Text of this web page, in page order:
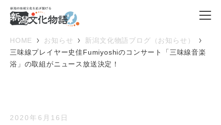
HOME お知らせ
新潟文化物語ブログ（お知らせ）
三味線プレイヤー史佳Fumiyoshiのコンサート「三味線音楽
浴」の取組がニュース放送決定！
2020年6月16日